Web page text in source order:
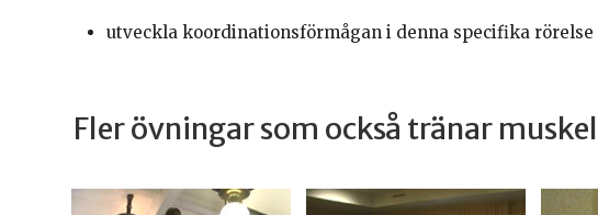
utveckla koordinationsförmågan i denna specifika rörelse
Fler övningar som också tränar